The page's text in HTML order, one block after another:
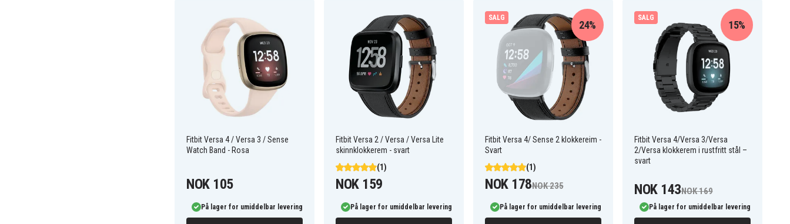
Fitbit Versa 4 / Versa 3 / Sense
Watch Band - Rosa
NOK 105
På lager for umiddelbar levering
Fitbit Versa 2 / Versa / Versa Lite
skinnklokkerem - svart
(1)
NOK 159
På lager for umiddelbar levering
SALG
Fitbit Versa 4/ Sense 2 klokkereim -
Svart
(1)
24%
NOK 178NOK 235
På lager for umiddelbar levering
SALG
Fitbit Versa 4/Versa 3/Versa
2/Versa klokkerem i rustfritt stål –
svart
15%
NOK 143NOK 169
På lager for umiddelbar levering